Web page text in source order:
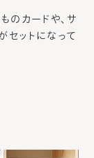
のカードや、サ
セットになって